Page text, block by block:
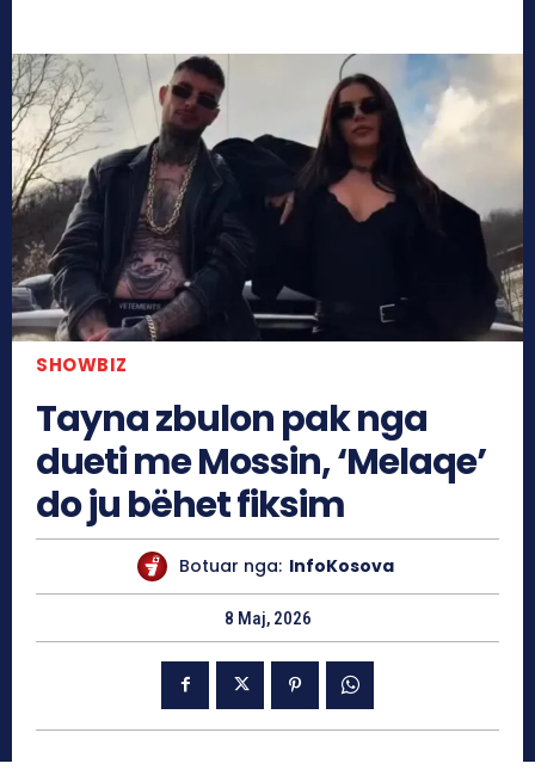
SHOWBIZ
Tayna zbulon pak nga
dueti me Mossin, ‘Melaqe’
do ju bëhet fiksim
Botuar nga: InfoKosova
8 Maj, 2026